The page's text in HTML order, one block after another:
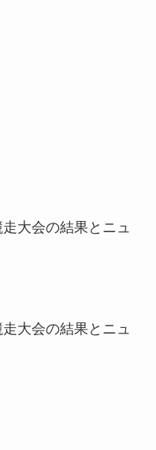
大会の結果とニュ
大会の結果とニュ